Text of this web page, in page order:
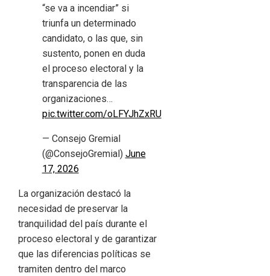
“se va a incendiar” si
triunfa un determinado
candidato, o las que, sin
sustento, ponen en duda
el proceso electoral y la
transparencia de las
organizaciones…
pic.twitter.com/oLFYJhZxRU
— Consejo Gremial
(@ConsejoGremial) June
17, 2026
La organización destacó la
necesidad de preservar la
tranquilidad del país durante el
proceso electoral y de garantizar
que las diferencias políticas se
tramiten dentro del marco